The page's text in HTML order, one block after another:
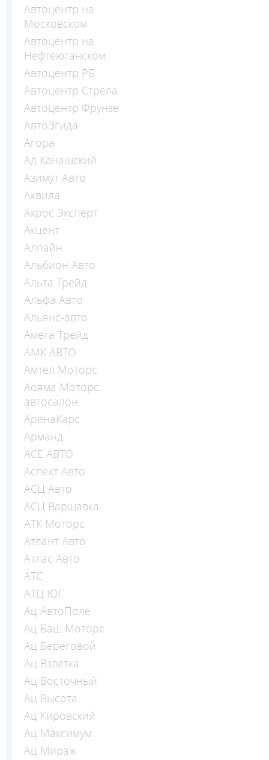
Автоцентр на
Московском
Автоцентр на
Нефтеюганском
Автоцентр РБ
Автоцентр Стрела
Автоцентр Фрунзе
АвтоЭгида
Агора
Ад Канашский
Азимут Авто
Аквила
Акрос Эксперт
Акцент
Алпайн
Альбион Авто
Альта Трейд
Альфа Авто
Альянс-авто
Амега Трейд
АМК АВТО
Амтел Моторс
Аояма Моторс,
автосалон
АренаКарс
Арманд
АСЕ АВТО
Аспект Авто
АСЦ Авто
АСЦ Варшавка
АТК Моторс
Атлант Авто
Атлас Авто
АТС
АТЦ ЮГ
Ац АвтоПоле
Ац Баш Моторс
Ац Береговой
Ац Взлетка
Ац Восточный
Ац Высота
Ац Кировский
Ац Максимум
Ац Мираж